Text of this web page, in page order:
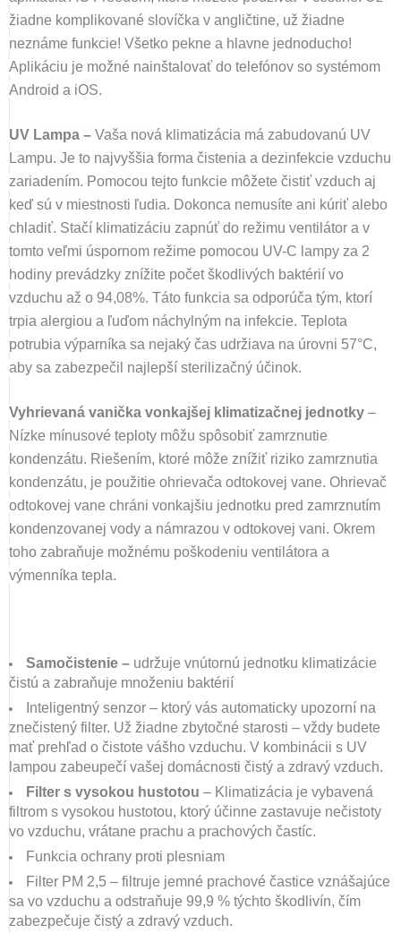
žiadne komplikované slovíčka v angličtine, už žiadne
neznáme funkcie! Všetko pekne a hlavne jednoducho!
Aplikáciu je možné nainštalovať do telefónov so systémom
Android a iOS.
UV Lampa – Vaša nová klimatizácia má zabudovanú UV
Lampu. Je to najvyššia forma čistenia a dezinfekcie vzduchu
zariadením. Pomocou tejto funkcie môžete čistiť vzduch aj
keď sú v miestnosti ľudia. Dokonca nemusíte ani kúriť alebo
chladiť. Stačí klimatizáciu zapnúť do režimu ventilátor a v
tomto veľmi úspornom režime pomocou UV-C lampy za 2
hodiny prevádzky znížite počet škodlivých baktérií vo
vzduchu až o 94,08%. Táto funkcia sa odporúča tým, ktorí
trpia alergiou a ľuďom náchylným na infekcie. Teplota
potrubia výparníka sa nejaký čas udržiava na úrovni 57°C,
aby sa zabezpečil najlepší sterilizačný účinok.
Vyhrievaná vanička vonkajšej klimatizačnej jednotky –
Nízke mínusové teploty môžu spôsobiť zamrznutie
kondenzátu. Riešením, ktoré môže znížiť riziko zamrznutia
kondenzátu, je použitie ohrievača odtokovej vane. Ohrievač
odtokovej vane chráni vonkajšiu jednotku pred zamrznutím
kondenzovanej vody a námrazou v odtokovej vani. Okrem
toho zabraňuje možnému poškodeniu ventilátora a
výmenníka tepla.
Samočistenie – udržuje vnútornú jednotku klimatizácie
čistú a zabraňuje množeniu baktérií
Inteligentný senzor – ktorý vás automaticky upozorní na
znečistený filter. Už žiadne zbytočné starosti – vždy budete
mať prehľad o čistote vášho vzduchu. V kombinácii s UV
lampou zabeupečí vašej domácnosti čistý a zdravý vzduch.
Filter s vysokou hustotou – Klimatizácia je vybavená
filtrom s vysokou hustotou, ktorý účinne zastavuje nečistoty
vo vzduchu, vrátane prachu a prachových častíc.
Funkcia ochrany proti plesniam
Filter PM 2,5 – filtruje jemné prachové častice vznášajúce
sa vo vzduchu a odstraňuje 99,9 % týchto škodlivín, čím
zabezpečuje čistý a zdravý vzduch.